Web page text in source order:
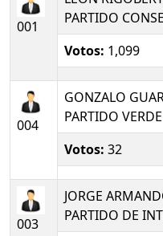
001
PARTIDO
Votos: 1,099
004
GONZALO
PARTIDO VERDE
Votos: 32
003
JORGE
PARTIDO DE